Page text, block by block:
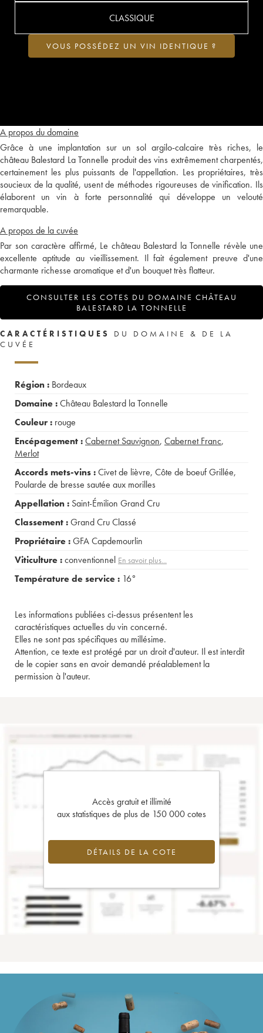
A propos du domaine
Grâce à une implantation sur un sol argilo-calcaire très riches, le
château Balestard La Tonnelle produit des vins extrêmement charpentés,
certainement les plus puissants de l'appellation. Les propriétaires, très
soucieux de la qualité, usent de méthodes rigoureuses de vinification. Ils
élaborent un vin à forte personnalité qui développe un velouté
remarquable.
A propos de la cuvée
Par son caractère affirmé, Le château Balestard la Tonnelle révèle une
excellente aptitude au vieillissement. Il fait également preuve d'une
charmante richesse aromatique et d'un bouquet très flatteur.
CONSULTER LES COTES DU DOMAINE CHÂTEAU
BALESTARD LA TONNELLE
CLASSIQUE
VOUS POSSÉDEZ UN VIN IDENTIQUE ?
CARACTÉRISTIQUES
DU DOMAINE & DE LA
CUVÉE
Région : Bordeaux
Domaine :Château Balestard la Tonnelle
Couleur : rouge
Encépagement :Cabernet Sauvignon, Cabernet Franc,
Merlot
Accords mets-vins :Civet de lièvre, Côte de boeuf Grillée,
Poularde de bresse sautée aux morilles
Appellation : Saint-Émilion Grand Cru
Classement :Grand Cru Classé
Propriétaire :GFA Capdemourlin
Viticulture :conventionnel En savoir plus...
Température de service : 16°
Les informations publiées ci-dessus présentent les
caractéristiques actuelles du vin concerné.
Elles ne sont pas spécifiques au millésime.
Attention, ce texte est protégé par un droit d'auteur. Il est interdit
de le copier sans en avoir demandé préalablement la
permission à l'auteur.
Accès gratuit et illimité
aux statistiques de plus de 150 000 cotes
DÉTAILS DE LA COTE